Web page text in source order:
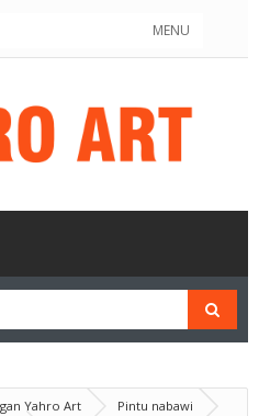
MENU
Yahro Art
Pintu nabawi